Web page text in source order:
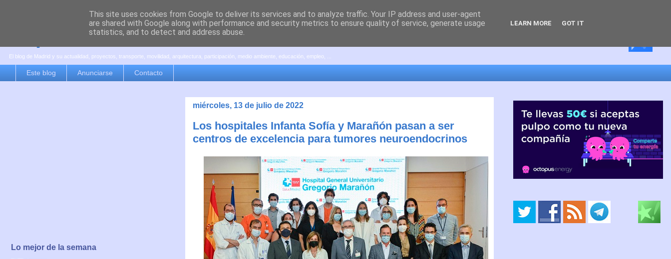
es por madrid
El blog de Madrid y su actualidad, proyectos, transporte, movilidad, arquitectura, participación, medio ambiente, educación, empleo, ...
Este blog Anunciarse Contacto
miércoles, 13 de julio de 2022
Los hospitales Infanta Sofía y Marañón pasan a ser
centros de excelencia para tumores neuroendocrinos
Lo mejor de la semana
This site uses cookies from Google to deliver its services and to analyze traffic. Your IP address and user-agent
are shared with Google along with performance and security metrics to ensure quality of service, generate usage
statistics, and to detect and address abuse.
LEARN MORE GOT IT